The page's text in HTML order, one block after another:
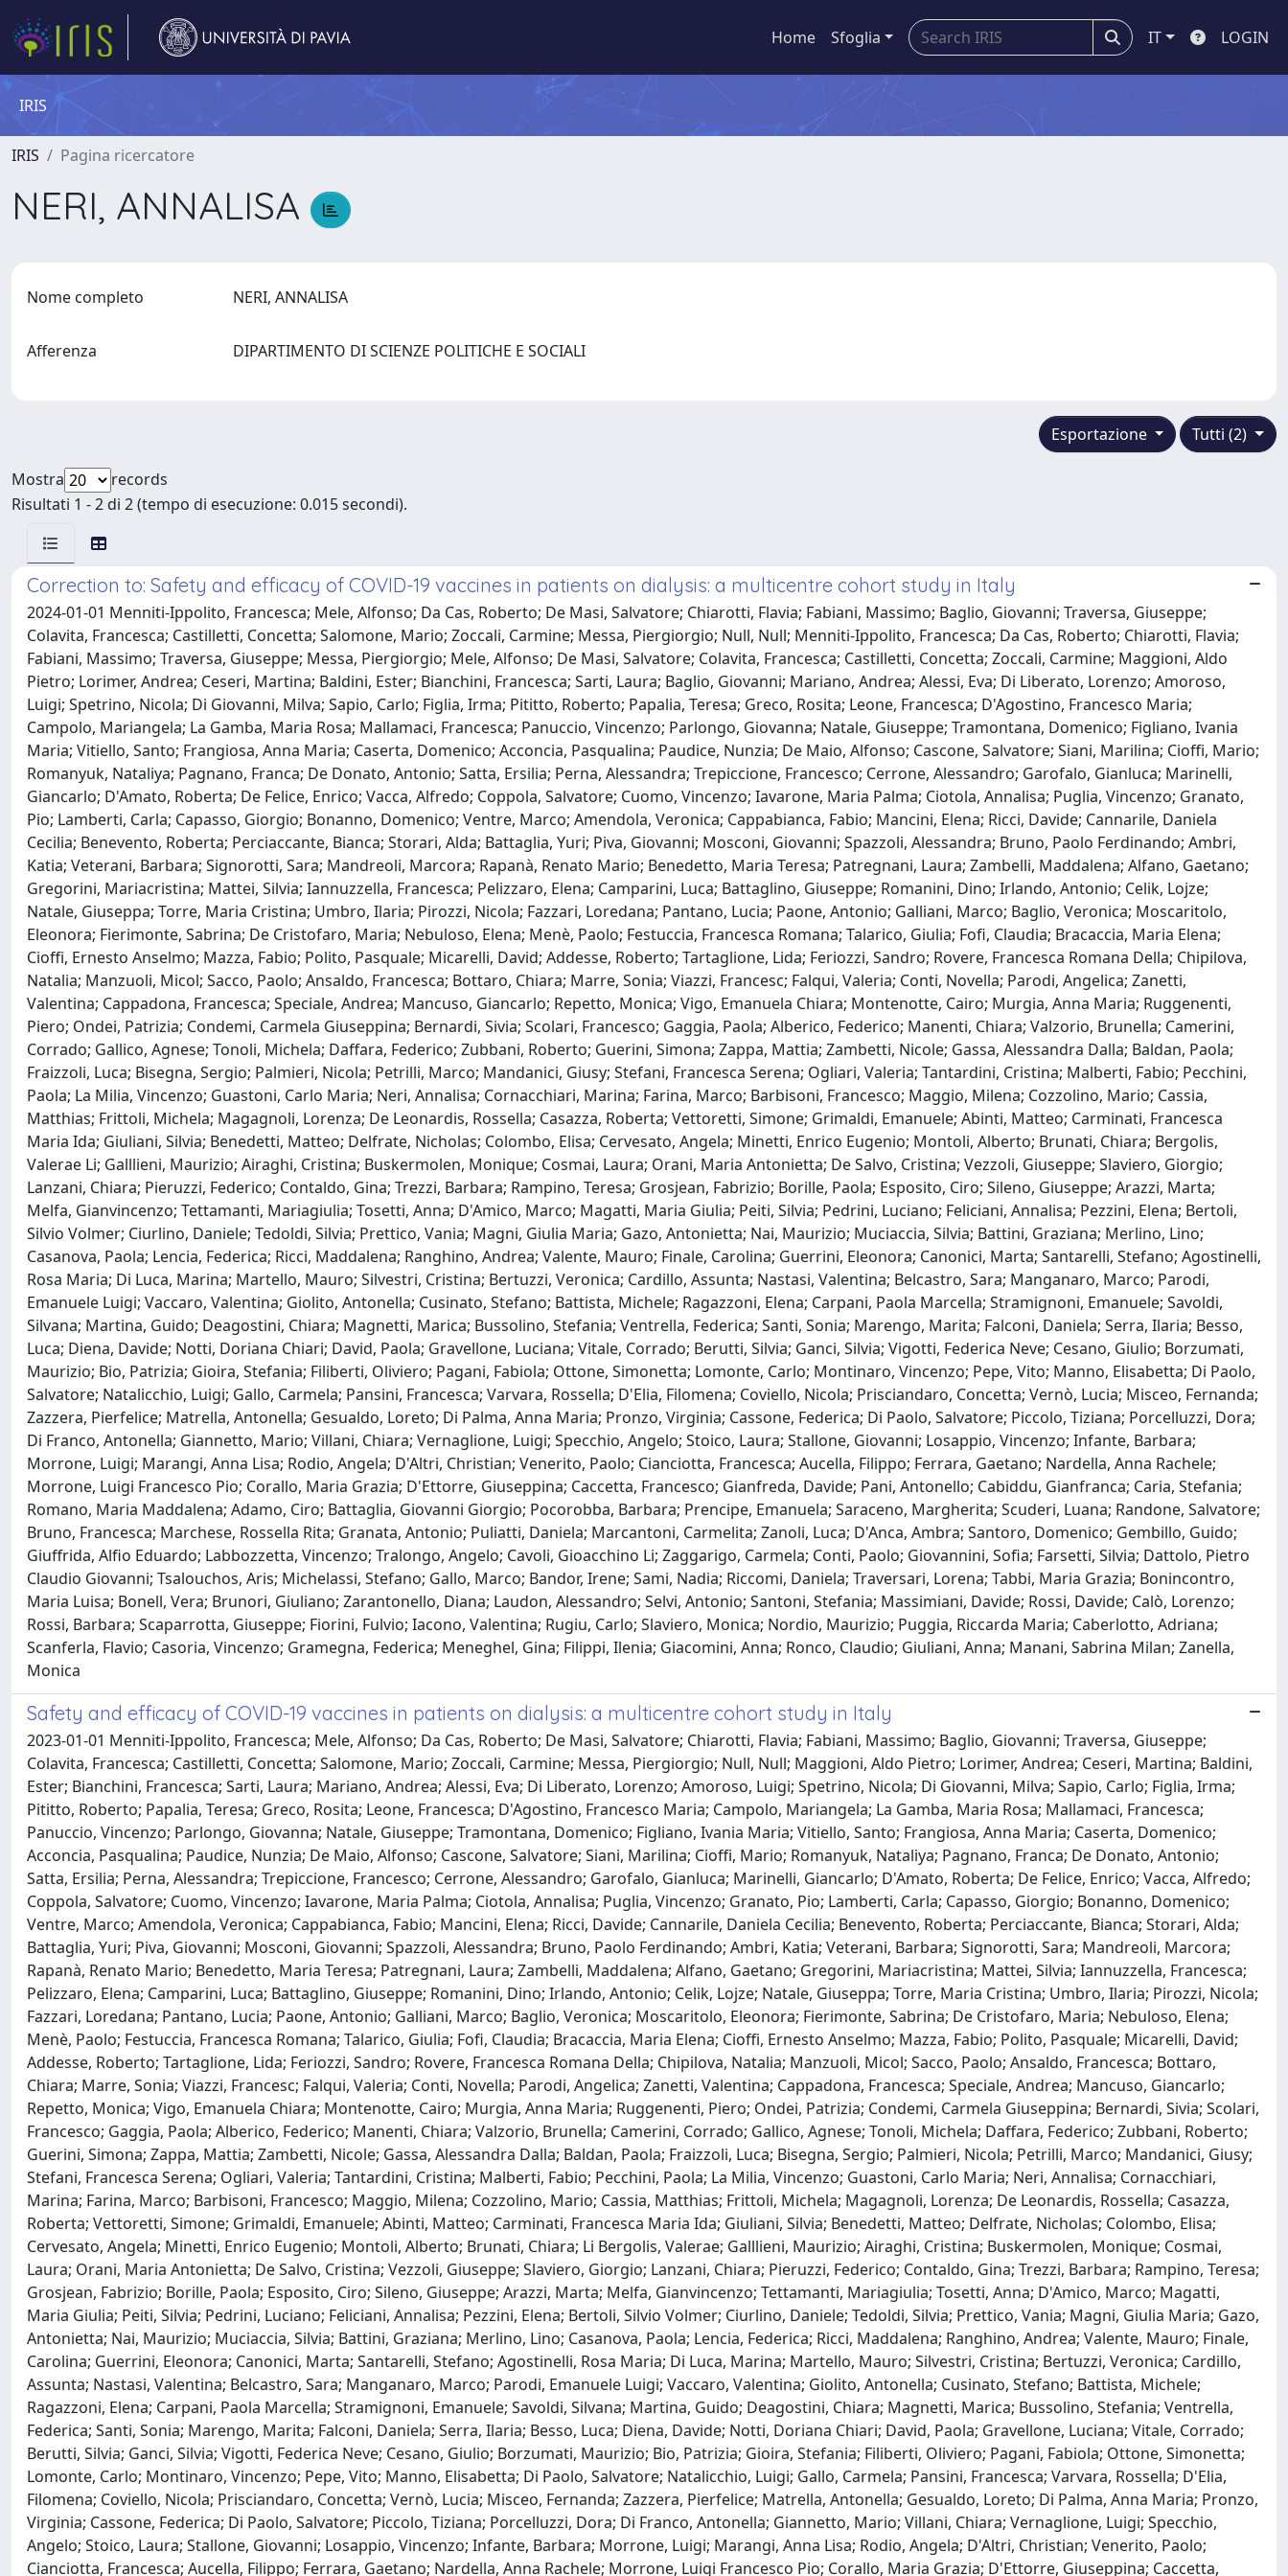
Home Sfoglia IT LOGIN
IRIS
IRIS Pagina ricercatore
NERI, ANNALISA
Nome completo NERI, ANNALISA
Afferenza DIPARTIMENTO DI SCIENZE POLITICHE E SOCIALI
Tutti (2)
Esportazione
Mostra
records
Risultati 1 - 2 di 2 (tempo di esecuzione: 0.015 secondi).
Correction to: Safety and efficacy of COVID-19 vaccines in patients on dialysis: a multicentre cohort study in Italy
2024-01-01 Menniti-Ippolito, Francesca; Mele, Alfonso; Da Cas, Roberto; De Masi, Salvatore; Chiarotti, Flavia; Fabiani, Massimo; Baglio, Giovanni; Traversa, Giuseppe;
Colavita, Francesca; Castilletti, Concetta; Salomone, Mario; Zoccali, Carmine; Messa, Piergiorgio; Null, Null; Menniti-Ippolito, Francesca; Da Cas, Roberto; Chiarotti, Flavia;
Fabiani, Massimo; Traversa, Giuseppe; Messa, Piergiorgio; Mele, Alfonso; De Masi, Salvatore; Colavita, Francesca; Castilletti, Concetta; Zoccali, Carmine; Maggioni, Aldo
Pietro; Lorimer, Andrea; Ceseri, Martina; Baldini, Ester; Bianchini, Francesca; Sarti, Laura; Baglio, Giovanni; Mariano, Andrea; Alessi, Eva; Di Liberato, Lorenzo; Amoroso,
Luigi; Spetrino, Nicola; Di Giovanni, Milva; Sapio, Carlo; Figlia, Irma; Pititto, Roberto; Papalia, Teresa; Greco, Rosita; Leone, Francesca; D'Agostino, Francesco Maria;
Campolo, Mariangela; La Gamba, Maria Rosa; Mallamaci, Francesca; Panuccio, Vincenzo; Parlongo, Giovanna; Natale, Giuseppe; Tramontana, Domenico; Figliano, Ivania
Maria; Vitiello, Santo; Frangiosa, Anna Maria; Caserta, Domenico; Acconcia, Pasqualina; Paudice, Nunzia; De Maio, Alfonso; Cascone, Salvatore; Siani, Marilina; Cioffi, Mario;
Romanyuk, Nataliya; Pagnano, Franca; De Donato, Antonio; Satta, Ersilia; Perna, Alessandra; Trepiccione, Francesco; Cerrone, Alessandro; Garofalo, Gianluca; Marinelli,
Giancarlo; D'Amato, Roberta; De Felice, Enrico; Vacca, Alfredo; Coppola, Salvatore; Cuomo, Vincenzo; Iavarone, Maria Palma; Ciotola, Annalisa; Puglia, Vincenzo; Granato,
Pio; Lamberti, Carla; Capasso, Giorgio; Bonanno, Domenico; Ventre, Marco; Amendola, Veronica; Cappabianca, Fabio; Mancini, Elena; Ricci, Davide; Cannarile, Daniela
Cecilia; Benevento, Roberta; Perciaccante, Bianca; Storari, Alda; Battaglia, Yuri; Piva, Giovanni; Mosconi, Giovanni; Spazzoli, Alessandra; Bruno, Paolo Ferdinando; Ambri,
Katia; Veterani, Barbara; Signorotti, Sara; Mandreoli, Marcora; Rapanà, Renato Mario; Benedetto, Maria Teresa; Patregnani, Laura; Zambelli, Maddalena; Alfano, Gaetano;
Gregorini, Mariacristina; Mattei, Silvia; Iannuzzella, Francesca; Pelizzaro, Elena; Camparini, Luca; Battaglino, Giuseppe; Romanini, Dino; Irlando, Antonio; Celik, Lojze;
Natale, Giuseppa; Torre, Maria Cristina; Umbro, Ilaria; Pirozzi, Nicola; Fazzari, Loredana; Pantano, Lucia; Paone, Antonio; Galliani, Marco; Baglio, Veronica; Moscaritolo,
Eleonora; Fierimonte, Sabrina; De Cristofaro, Maria; Nebuloso, Elena; Menè, Paolo; Festuccia, Francesca Romana; Talarico, Giulia; Fofi, Claudia; Bracaccia, Maria Elena;
Cioffi, Ernesto Anselmo; Mazza, Fabio; Polito, Pasquale; Micarelli, David; Addesse, Roberto; Tartaglione, Lida; Feriozzi, Sandro; Rovere, Francesca Romana Della; Chipilova,
Natalia; Manzuoli, Micol; Sacco, Paolo; Ansaldo, Francesca; Bottaro, Chiara; Marre, Sonia; Viazzi, Francesc; Falqui, Valeria; Conti, Novella; Parodi, Angelica; Zanetti,
Valentina; Cappadona, Francesca; Speciale, Andrea; Mancuso, Giancarlo; Repetto, Monica; Vigo, Emanuela Chiara; Montenotte, Cairo; Murgia, Anna Maria; Ruggenenti,
Piero; Ondei, Patrizia; Condemi, Carmela Giuseppina; Bernardi, Sivia; Scolari, Francesco; Gaggia, Paola; Alberico, Federico; Manenti, Chiara; Valzorio, Brunella; Camerini,
Corrado; Gallico, Agnese; Tonoli, Michela; Daffara, Federico; Zubbani, Roberto; Guerini, Simona; Zappa, Mattia; Zambetti, Nicole; Gassa, Alessandra Dalla; Baldan, Paola;
Fraizzoli, Luca; Bisegna, Sergio; Palmieri, Nicola; Petrilli, Marco; Mandanici, Giusy; Stefani, Francesca Serena; Ogliari, Valeria; Tantardini, Cristina; Malberti, Fabio; Pecchini,
Paola; La Milia, Vincenzo; Guastoni, Carlo Maria; Neri, Annalisa; Cornacchiari, Marina; Farina, Marco; Barbisoni, Francesco; Maggio, Milena; Cozzolino, Mario; Cassia,
Matthias; Frittoli, Michela; Magagnoli, Lorenza; De Leonardis, Rossella; Casazza, Roberta; Vettoretti, Simone; Grimaldi, Emanuele; Abinti, Matteo; Carminati, Francesca
Maria Ida; Giuliani, Silvia; Benedetti, Matteo; Delfrate, Nicholas; Colombo, Elisa; Cervesato, Angela; Minetti, Enrico Eugenio; Montoli, Alberto; Brunati, Chiara; Bergolis,
Valerae Li; Galllieni, Maurizio; Airaghi, Cristina; Buskermolen, Monique; Cosmai, Laura; Orani, Maria Antonietta; De Salvo, Cristina; Vezzoli, Giuseppe; Slaviero, Giorgio;
Lanzani, Chiara; Pieruzzi, Federico; Contaldo, Gina; Trezzi, Barbara; Rampino, Teresa; Grosjean, Fabrizio; Borille, Paola; Esposito, Ciro; Sileno, Giuseppe; Arazzi, Marta;
Melfa, Gianvincenzo; Tettamanti, Mariagiulia; Tosetti, Anna; D'Amico, Marco; Magatti, Maria Giulia; Peiti, Silvia; Pedrini, Luciano; Feliciani, Annalisa; Pezzini, Elena; Bertoli,
Silvio Volmer; Ciurlino, Daniele; Tedoldi, Silvia; Prettico, Vania; Magni, Giulia Maria; Gazo, Antonietta; Nai, Maurizio; Muciaccia, Silvia; Battini, Graziana; Merlino, Lino;
Casanova, Paola; Lencia, Federica; Ricci, Maddalena; Ranghino, Andrea; Valente, Mauro; Finale, Carolina; Guerrini, Eleonora; Canonici, Marta; Santarelli, Stefano; Agostinelli,
Rosa Maria; Di Luca, Marina; Martello, Mauro; Silvestri, Cristina; Bertuzzi, Veronica; Cardillo, Assunta; Nastasi, Valentina; Belcastro, Sara; Manganaro, Marco; Parodi,
Emanuele Luigi; Vaccaro, Valentina; Giolito, Antonella; Cusinato, Stefano; Battista, Michele; Ragazzoni, Elena; Carpani, Paola Marcella; Stramignoni, Emanuele; Savoldi,
Silvana; Martina, Guido; Deagostini, Chiara; Magnetti, Marica; Bussolino, Stefania; Ventrella, Federica; Santi, Sonia; Marengo, Marita; Falconi, Daniela; Serra, Ilaria; Besso,
Luca; Diena, Davide; Notti, Doriana Chiari; David, Paola; Gravellone, Luciana; Vitale, Corrado; Berutti, Silvia; Ganci, Silvia; Vigotti, Federica Neve; Cesano, Giulio; Borzumati,
Maurizio; Bio, Patrizia; Gioira, Stefania; Filiberti, Oliviero; Pagani, Fabiola; Ottone, Simonetta; Lomonte, Carlo; Montinaro, Vincenzo; Pepe, Vito; Manno, Elisabetta; Di Paolo,
Salvatore; Natalicchio, Luigi; Gallo, Carmela; Pansini, Francesca; Varvara, Rossella; D'Elia, Filomena; Coviello, Nicola; Prisciandaro, Concetta; Vernò, Lucia; Misceo, Fernanda;
Zazzera, Pierfelice; Matrella, Antonella; Gesualdo, Loreto; Di Palma, Anna Maria; Pronzo, Virginia; Cassone, Federica; Di Paolo, Salvatore; Piccolo, Tiziana; Porcelluzzi, Dora;
Di Franco, Antonella; Giannetto, Mario; Villani, Chiara; Vernaglione, Luigi; Specchio, Angelo; Stoico, Laura; Stallone, Giovanni; Losappio, Vincenzo; Infante, Barbara;
Morrone, Luigi; Marangi, Anna Lisa; Rodio, Angela; D'Altri, Christian; Venerito, Paolo; Cianciotta, Francesca; Aucella, Filippo; Ferrara, Gaetano; Nardella, Anna Rachele;
Morrone, Luigi Francesco Pio; Corallo, Maria Grazia; D'Ettorre, Giuseppina; Caccetta, Francesco; Gianfreda, Davide; Pani, Antonello; Cabiddu, Gianfranca; Caria, Stefania;
Romano, Maria Maddalena; Adamo, Ciro; Battaglia, Giovanni Giorgio; Pocorobba, Barbara; Prencipe, Emanuela; Saraceno, Margherita; Scuderi, Luana; Randone, Salvatore;
Bruno, Francesca; Marchese, Rossella Rita; Granata, Antonio; Puliatti, Daniela; Marcantoni, Carmelita; Zanoli, Luca; D'Anca, Ambra; Santoro, Domenico; Gembillo, Guido;
Giuffrida, Alfio Eduardo; Labbozzetta, Vincenzo; Tralongo, Angelo; Cavoli, Gioacchino Li; Zaggarigo, Carmela; Conti, Paolo; Giovannini, Sofia; Farsetti, Silvia; Dattolo, Pietro
Claudio Giovanni; Tsalouchos, Aris; Michelassi, Stefano; Gallo, Marco; Bandor, Irene; Sami, Nadia; Riccomi, Daniela; Traversari, Lorena; Tabbi, Maria Grazia; Bonincontro,
Maria Luisa; Bonell, Vera; Brunori, Giuliano; Zarantonello, Diana; Laudon, Alessandro; Selvi, Antonio; Santoni, Stefania; Massimiani, Davide; Rossi, Davide; Calò, Lorenzo;
Rossi, Barbara; Scaparrotta, Giuseppe; Fiorini, Fulvio; Iacono, Valentina; Rugiu, Carlo; Slaviero, Monica; Nordio, Maurizio; Puggia, Riccarda Maria; Caberlotto, Adriana;
Scanferla, Flavio; Casoria, Vincenzo; Gramegna, Federica; Meneghel, Gina; Filippi, Ilenia; Giacomini, Anna; Ronco, Claudio; Giuliani, Anna; Manani, Sabrina Milan; Zanella,
Monica
Safety and efficacy of COVID-19 vaccines in patients on dialysis: a multicentre cohort study in Italy
2023-01-01 Menniti-Ippolito, Francesca; Mele, Alfonso; Da Cas, Roberto; De Masi, Salvatore; Chiarotti, Flavia; Fabiani, Massimo; Baglio, Giovanni; Traversa, Giuseppe;
Colavita, Francesca; Castilletti, Concetta; Salomone, Mario; Zoccali, Carmine; Messa, Piergiorgio; Null, Null; Maggioni, Aldo Pietro; Lorimer, Andrea; Ceseri, Martina; Baldini,
Ester; Bianchini, Francesca; Sarti, Laura; Mariano, Andrea; Alessi, Eva; Di Liberato, Lorenzo; Amoroso, Luigi; Spetrino, Nicola; Di Giovanni, Milva; Sapio, Carlo; Figlia, Irma;
Pititto, Roberto; Papalia, Teresa; Greco, Rosita; Leone, Francesca; D'Agostino, Francesco Maria; Campolo, Mariangela; La Gamba, Maria Rosa; Mallamaci, Francesca;
Panuccio, Vincenzo; Parlongo, Giovanna; Natale, Giuseppe; Tramontana, Domenico; Figliano, Ivania Maria; Vitiello, Santo; Frangiosa, Anna Maria; Caserta, Domenico;
Acconcia, Pasqualina; Paudice, Nunzia; De Maio, Alfonso; Cascone, Salvatore; Siani, Marilina; Cioffi, Mario; Romanyuk, Nataliya; Pagnano, Franca; De Donato, Antonio;
Satta, Ersilia; Perna, Alessandra; Trepiccione, Francesco; Cerrone, Alessandro; Garofalo, Gianluca; Marinelli, Giancarlo; D'Amato, Roberta; De Felice, Enrico; Vacca, Alfredo;
Coppola, Salvatore; Cuomo, Vincenzo; Iavarone, Maria Palma; Ciotola, Annalisa; Puglia, Vincenzo; Granato, Pio; Lamberti, Carla; Capasso, Giorgio; Bonanno, Domenico;
Ventre, Marco; Amendola, Veronica; Cappabianca, Fabio; Mancini, Elena; Ricci, Davide; Cannarile, Daniela Cecilia; Benevento, Roberta; Perciaccante, Bianca; Storari, Alda;
Battaglia, Yuri; Piva, Giovanni; Mosconi, Giovanni; Spazzoli, Alessandra; Bruno, Paolo Ferdinando; Ambri, Katia; Veterani, Barbara; Signorotti, Sara; Mandreoli, Marcora;
Rapanà, Renato Mario; Benedetto, Maria Teresa; Patregnani, Laura; Zambelli, Maddalena; Alfano, Gaetano; Gregorini, Mariacristina; Mattei, Silvia; Iannuzzella, Francesca;
Pelizzaro, Elena; Camparini, Luca; Battaglino, Giuseppe; Romanini, Dino; Irlando, Antonio; Celik, Lojze; Natale, Giuseppa; Torre, Maria Cristina; Umbro, Ilaria; Pirozzi, Nicola;
Fazzari, Loredana; Pantano, Lucia; Paone, Antonio; Galliani, Marco; Baglio, Veronica; Moscaritolo, Eleonora; Fierimonte, Sabrina; De Cristofaro, Maria; Nebuloso, Elena;
Menè, Paolo; Festuccia, Francesca Romana; Talarico, Giulia; Fofi, Claudia; Bracaccia, Maria Elena; Cioffi, Ernesto Anselmo; Mazza, Fabio; Polito, Pasquale; Micarelli, David;
Addesse, Roberto; Tartaglione, Lida; Feriozzi, Sandro; Rovere, Francesca Romana Della; Chipilova, Natalia; Manzuoli, Micol; Sacco, Paolo; Ansaldo, Francesca; Bottaro,
Chiara; Marre, Sonia; Viazzi, Francesc; Falqui, Valeria; Conti, Novella; Parodi, Angelica; Zanetti, Valentina; Cappadona, Francesca; Speciale, Andrea; Mancuso, Giancarlo;
Repetto, Monica; Vigo, Emanuela Chiara; Montenotte, Cairo; Murgia, Anna Maria; Ruggenenti, Piero; Ondei, Patrizia; Condemi, Carmela Giuseppina; Bernardi, Sivia; Scolari,
Francesco; Gaggia, Paola; Alberico, Federico; Manenti, Chiara; Valzorio, Brunella; Camerini, Corrado; Gallico, Agnese; Tonoli, Michela; Daffara, Federico; Zubbani, Roberto;
Guerini, Simona; Zappa, Mattia; Zambetti, Nicole; Gassa, Alessandra Dalla; Baldan, Paola; Fraizzoli, Luca; Bisegna, Sergio; Palmieri, Nicola; Petrilli, Marco; Mandanici, Giusy;
Stefani, Francesca Serena; Ogliari, Valeria; Tantardini, Cristina; Malberti, Fabio; Pecchini, Paola; La Milia, Vincenzo; Guastoni, Carlo Maria; Neri, Annalisa; Cornacchiari,
Marina; Farina, Marco; Barbisoni, Francesco; Maggio, Milena; Cozzolino, Mario; Cassia, Matthias; Frittoli, Michela; Magagnoli, Lorenza; De Leonardis, Rossella; Casazza,
Roberta; Vettoretti, Simone; Grimaldi, Emanuele; Abinti, Matteo; Carminati, Francesca Maria Ida; Giuliani, Silvia; Benedetti, Matteo; Delfrate, Nicholas; Colombo, Elisa;
Cervesato, Angela; Minetti, Enrico Eugenio; Montoli, Alberto; Brunati, Chiara; Li Bergolis, Valerae; Galllieni, Maurizio; Airaghi, Cristina; Buskermolen, Monique; Cosmai,
Laura; Orani, Maria Antonietta; De Salvo, Cristina; Vezzoli, Giuseppe; Slaviero, Giorgio; Lanzani, Chiara; Pieruzzi, Federico; Contaldo, Gina; Trezzi, Barbara; Rampino, Teresa;
Grosjean, Fabrizio; Borille, Paola; Esposito, Ciro; Sileno, Giuseppe; Arazzi, Marta; Melfa, Gianvincenzo; Tettamanti, Mariagiulia; Tosetti, Anna; D'Amico, Marco; Magatti,
Maria Giulia; Peiti, Silvia; Pedrini, Luciano; Feliciani, Annalisa; Pezzini, Elena; Bertoli, Silvio Volmer; Ciurlino, Daniele; Tedoldi, Silvia; Prettico, Vania; Magni, Giulia Maria; Gazo,
Antonietta; Nai, Maurizio; Muciaccia, Silvia; Battini, Graziana; Merlino, Lino; Casanova, Paola; Lencia, Federica; Ricci, Maddalena; Ranghino, Andrea; Valente, Mauro; Finale,
Carolina; Guerrini, Eleonora; Canonici, Marta; Santarelli, Stefano; Agostinelli, Rosa Maria; Di Luca, Marina; Martello, Mauro; Silvestri, Cristina; Bertuzzi, Veronica; Cardillo,
Assunta; Nastasi, Valentina; Belcastro, Sara; Manganaro, Marco; Parodi, Emanuele Luigi; Vaccaro, Valentina; Giolito, Antonella; Cusinato, Stefano; Battista, Michele;
Ragazzoni, Elena; Carpani, Paola Marcella; Stramignoni, Emanuele; Savoldi, Silvana; Martina, Guido; Deagostini, Chiara; Magnetti, Marica; Bussolino, Stefania; Ventrella,
Federica; Santi, Sonia; Marengo, Marita; Falconi, Daniela; Serra, Ilaria; Besso, Luca; Diena, Davide; Notti, Doriana Chiari; David, Paola; Gravellone, Luciana; Vitale, Corrado;
Berutti, Silvia; Ganci, Silvia; Vigotti, Federica Neve; Cesano, Giulio; Borzumati, Maurizio; Bio, Patrizia; Gioira, Stefania; Filiberti, Oliviero; Pagani, Fabiola; Ottone, Simonetta;
Lomonte, Carlo; Montinaro, Vincenzo; Pepe, Vito; Manno, Elisabetta; Di Paolo, Salvatore; Natalicchio, Luigi; Gallo, Carmela; Pansini, Francesca; Varvara, Rossella; D'Elia,
Filomena; Coviello, Nicola; Prisciandaro, Concetta; Vernò, Lucia; Misceo, Fernanda; Zazzera, Pierfelice; Matrella, Antonella; Gesualdo, Loreto; Di Palma, Anna Maria; Pronzo,
Virginia; Cassone, Federica; Di Paolo, Salvatore; Piccolo, Tiziana; Porcelluzzi, Dora; Di Franco, Antonella; Giannetto, Mario; Villani, Chiara; Vernaglione, Luigi; Specchio,
Angelo; Stoico, Laura; Stallone, Giovanni; Losappio, Vincenzo; Infante, Barbara; Morrone, Luigi; Marangi, Anna Lisa; Rodio, Angela; D'Altri, Christian; Venerito, Paolo;
Cianciotta, Francesca; Aucella, Filippo; Ferrara, Gaetano; Nardella, Anna Rachele; Morrone, Luigi Francesco Pio; Corallo, Maria Grazia; D'Ettorre, Giuseppina; Caccetta,